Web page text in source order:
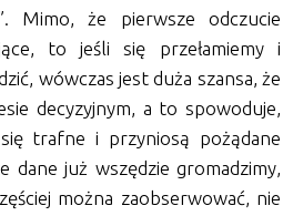
Mimo, że pierwsze odczucie
to jeśli się przełamiemy i
wówczas jest duża szansa, że
decyzyjnym, a to spowoduje,
trafne i przyniosą pożądane
dane już wszędzie gromadzimy,
można zaobserwować, nie